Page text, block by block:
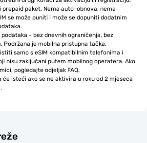
paket. Nema auto-obnova, nema
se može puniti i može se dopuniti dodatnim
podataka - bez dnevnih ograničenja, bez
Podržana je mobilna pristupna tačka.
samo s eSIM kompatibilnim telefonima i
nisu zaključani putem mobilnog operatera. Ako
pogledajte odjeljak FAQ.
će isteći ako se ne aktivira u roku od 2 mjeseca